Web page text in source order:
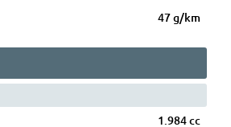
47 g/km
1.984 cc